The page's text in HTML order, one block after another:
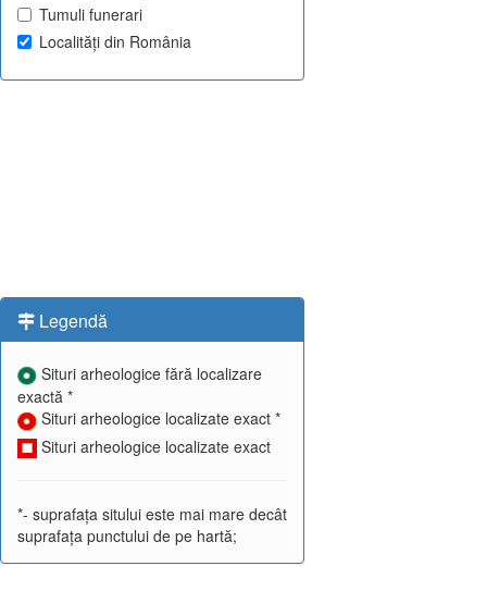
Tumuli funerari
Localități din România
Legendă
Situri arheologice fără localizare
exactă *
Situri arheologice localizate exact *
Situri arheologice localizate exact
*- suprafața sitului este mai mare decât
suprafața punctului de pe hartă;